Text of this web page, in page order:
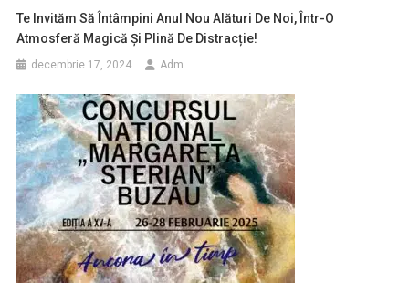
Te Invităm Să Întâmpini Anul Nou Alături De Noi, Într-O
Atmosferă Magică Și Plină De Distracție!
decembrie 17, 2024 Adm